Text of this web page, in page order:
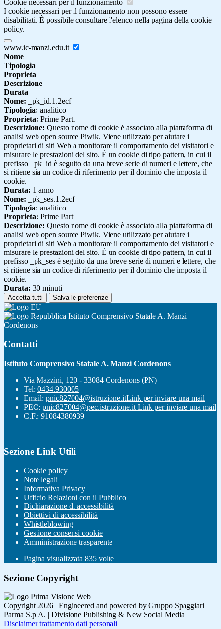
Cookie necessari per il funzionamento
I cookie necessari per il funzionamento non possono essere
disabilitati. È possibile consultare l'elenco nella pagina della cookie
policy.
www.ic-manzi.edu.it
Nome
Tipologia
Proprieta
Descrizione
Durata
Nome: _pk_id.1.2ecf
Tipologia: analitico
Proprieta: Prime Parti
Descrizione: Questo nome di cookie è associato alla piattaforma di
analisi web open source Piwik. Viene utilizzato per aiutare i
proprietari di siti Web a monitorare il comportamento dei visitatori e
misurare le prestazioni del sito. È un cookie di tipo pattern, in cui il
prefisso _pk_id è seguito da una breve serie di numeri e lettere, che
si ritiene sia un codice di riferimento per il dominio che imposta il
cookie.
Durata: 1 anno
Nome: _pk_ses.1.2ecf
Tipologia: analitico
Proprieta: Prime Parti
Descrizione: Questo nome di cookie è associato alla piattaforma di
analisi web open source Piwik. Viene utilizzato per aiutare i
proprietari di siti Web a monitorare il comportamento dei visitatori e
misurare le prestazioni del sito. È un cookie di tipo pattern, in cui il
prefisso _pk_ses è seguito da una breve serie di numeri e lettere, che
si ritiene sia un codice di riferimento per il dominio che imposta il
cookie.
Durata: 30 minuti
Accetta tutti Salva le preferenze
Istituto Comprensivo Statale A. Manzi
Cordenons
Contatti
Istituto Comprensivo Statale A. Manzi Cordenons
Via Mazzini, 120 - 33084 Cordenons (PN)
Tel: 0434.930005
Email: pnic827004@istruzione.itLink per inviare una mail
PEC: pnic827004@pec.istruzione.it Link per inviare una mail
C.F.: 91084380939
Sezione Link Utili
Cookie policy
Note legali
Informativa Privacy
Ufficio Relazioni con il Pubblico
Dichiarazione di accessibilità
Obiettivi di accessibilità
Whistleblowing
Gestione consensi cookie
Amministrazione trasparente
Pagina visualizzata 835 volte
Sezione Copyright
Copyright 2026 | Engineered and powered by Gruppo Spaggiari
Parma S.p.A. | Divisione Publishing & New Social Media
Disclaimer trattamento dati personali